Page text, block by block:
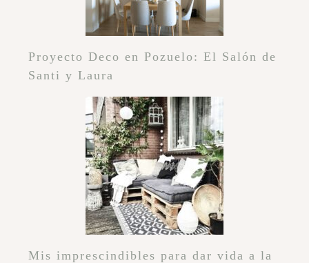
Proyecto Deco en Pozuelo: El Salón de
Santi y Laura
Mis imprescindibles para dar vida a la